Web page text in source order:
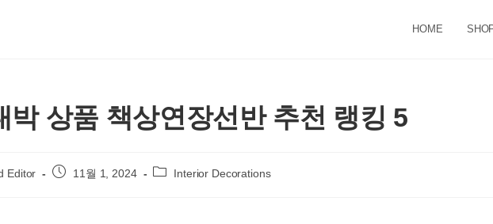
HOME
박 상품 책상연장선반 추천 랭킹 5
Editor
Post 11월 1, 2024
Post Interior Decorations